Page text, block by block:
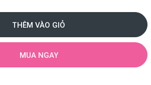
THÊM VÀO GIỎ
MUA NGAY